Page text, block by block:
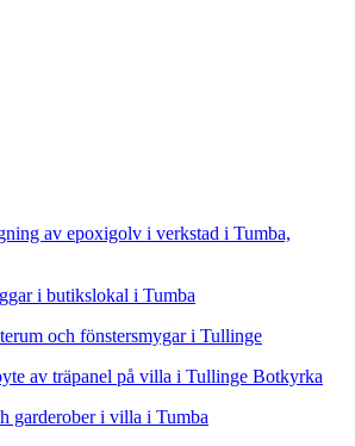
av epoxigolv i verkstad i Tumba,
i butikslokal i Tumba
och fönstersmygar i Tullinge
av träpanel på villa i Tullinge Botkyrka
garderober i villa i Tumba